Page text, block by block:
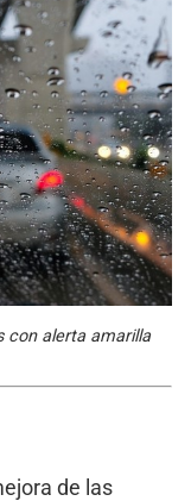
con alerta amarilla
de las